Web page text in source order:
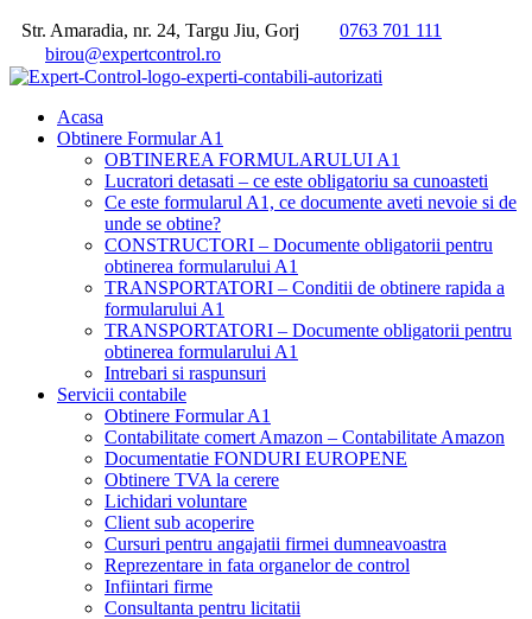
Str. Amaradia, nr. 24, Targu Jiu, Gorj
0763 701 111
birou@expertcontrol.ro
Acasa
Obtinere Formular A1
OBTINEREA FORMULARULUI A1
Lucratori detasati – ce este obligatoriu sa cunoasteti
Ce este formularul A1, ce documente aveti nevoie si de
unde se obtine?
CONSTRUCTORI – Documente obligatorii pentru
obtinerea formularului A1
TRANSPORTATORI – Conditii de obtinere rapida a
formularului A1
TRANSPORTATORI – Documente obligatorii pentru
obtinerea formularului A1
Intrebari si raspunsuri
Servicii contabile
Obtinere Formular A1
Contabilitate comert Amazon – Contabilitate Amazon
Documentatie FONDURI EUROPENE
Obtinere TVA la cerere
Lichidari voluntare
Client sub acoperire
Cursuri pentru angajatii firmei dumneavoastra
Reprezentare in fata organelor de control
Infiintari firme
Consultanta pentru licitatii